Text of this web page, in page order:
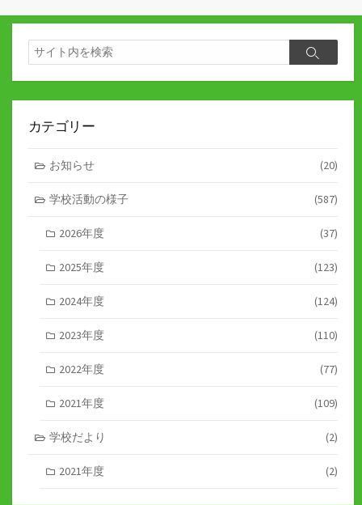
の
ペ
ー
ジ
送
検
索
検
カテゴリー
お知らせ (20)
学校活動の様子 (587)
2026年度 (37)
2025年度 (123)
2024年度 (124)
2023年度 (110)
2022年度 (77)
2021年度 (109)
学校だより (2)
2021年度 (2)